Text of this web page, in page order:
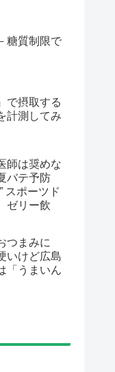
糖質制限で
で摂取する
計測してみ
師は奨めな
バテ予防
スポーツド
ゼリー飲
つまみに
いけど広島
「うまいん